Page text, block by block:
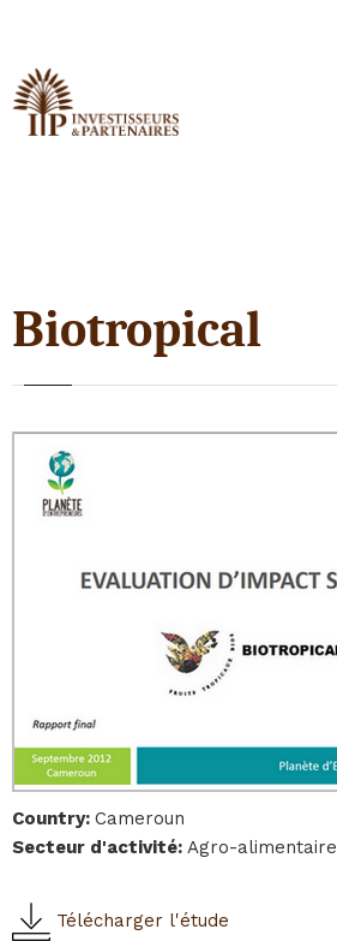
Biotropical
Country: Cameroun
Secteur d'activité: Agro-alimentaire
Télécharger l'étude